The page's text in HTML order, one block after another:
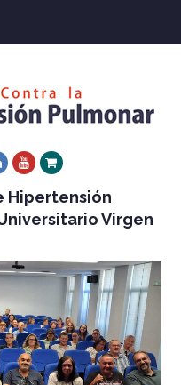
LinkedInYoutube
Xing
Hipertensión
Virgen